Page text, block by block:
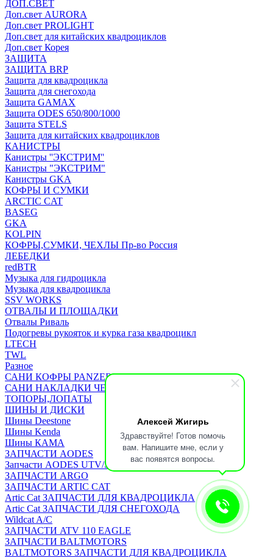
Алексей Жигирь
Здравствуйте! Готов помочь
вам. Напишите мне, если у
вас появятся вопросы.
ДОП.СВЕТ
Доп.свет AURORA
Доп.свет PROLIGHT
Доп.свет для китайских квадроциклов
Доп.свет Корея
ЗАЩИТА
ЗАЩИТА BRP
Защита для квадроцикла
Защита для снегохода
Защита GAMAX
Защита ODES 650/800/1000
Защита STELS
Защита для китайских квадроциклов
КАНИСТРЫ
Канистры ''ЭКСТРИМ''
Канистры "ЭКСТРИМ"
Канистры GKA
КОФРЫ И СУМКИ
ARCTIC CAT
BASEG
GKA
KOLPIN
КОФРЫ,СУМКИ, ЧЕХЛЫ Пр-во Россия
ЛЕБЕДКИ
redBTR
Музыка для гидроцикла
Музыка для квадроцикла
SSV WORKS
ОТВАЛЫ И ПЛОЩАДКИ
Отвалы Риваль
Подогревы рукояток и курка газа квадроцикл
LTECH
TWL
Разное
САНИ КОФРЫ PANZERBOX
САНИ НАКЛАДКИ ЧЕХЛЫ Бьюско
ТОПОРЫ,ЛОПАТЫ
ШИНЫ И ДИСКИ
Шины Deestone
Шины Kenda
Шины КАМА
ЗАПЧАСТИ AODES
Запчасти AODES UTV/SSV
ЗАПЧАСТИ ARGO
ЗАПЧАСТИ ARTIC CAT
Artic Cat ЗАПЧАСТИ ДЛЯ КВАДРОЦИКЛА
Artic Cat ЗАПЧАСТИ ДЛЯ СНЕГОХОДА
Wildcat A/C
ЗАПЧАСТИ ATV 110 EAGLE
ЗАПЧАСТИ BALTMOTORS
BALTMOTORS ЗАПЧАСТИ ДЛЯ КВАДРОЦИКЛА